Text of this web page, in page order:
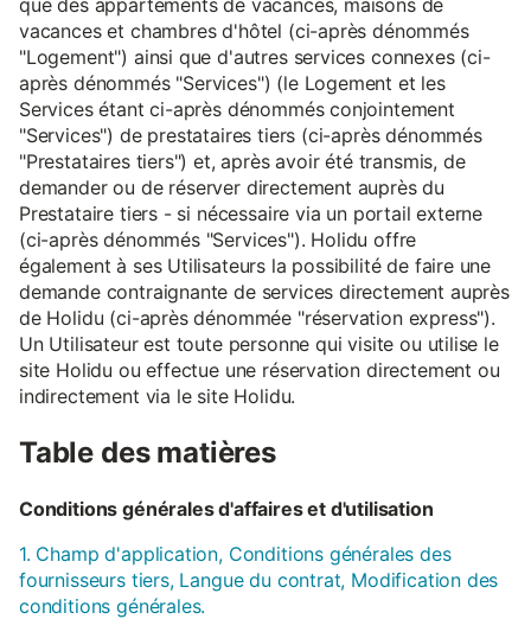
vacances et chambres d'hôtel (ci-après dénommés
"Logement") ainsi que d'autres services connexes (ci-
après dénommés "Services") (le Logement et les
Services étant ci-après dénommés conjointement
"Services") de prestataires tiers (ci-après dénommés
"Prestataires tiers") et, après avoir été transmis, de
demander ou de réserver directement auprès du
Prestataire tiers - si nécessaire via un portail externe
(ci-après dénommés "Services"). Holidu offre
également à ses Utilisateurs la possibilité de faire une
demande contraignante de services directement auprès
de Holidu (ci-après dénommée "réservation express").
Un Utilisateur est toute personne qui visite ou utilise le
site Holidu ou effectue une réservation directement ou
indirectement via le site Holidu.
Table des matières
Conditions générales d'affaires et d'utilisation
1. Champ d'application, Conditions générales des
fournisseurs tiers, Langue du contrat, Modification des
conditions générales.